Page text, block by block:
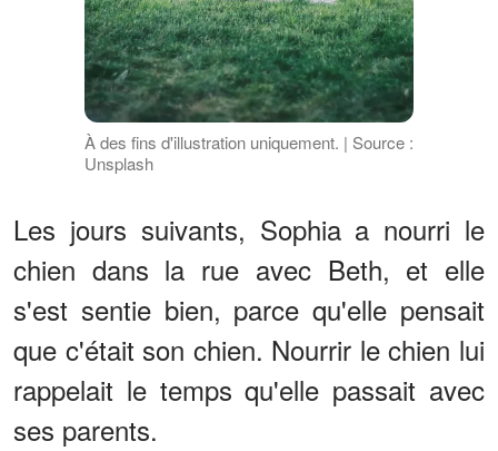
À des fins d'illustration uniquement. | Source :
Unsplash
Les jours suivants, Sophia a nourri le
chien dans la rue avec Beth, et elle
s'est sentie bien, parce qu'elle pensait
que c'était son chien. Nourrir le chien lui
rappelait le temps qu'elle passait avec
ses parents.